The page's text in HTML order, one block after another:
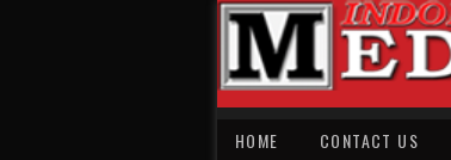
HOME CONTACT US